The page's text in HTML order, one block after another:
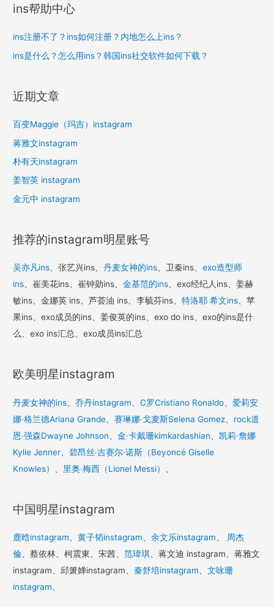
ins帮助中心
ins注册不了？ins如何注册？内地怎么上ins？
ins是什么？怎么用ins？韩国ins社交软件如何下载？
近期文章
百变Maggie（玛吉）instagram
蒋雅文instagram
朴有天instagram
姜智英 instagram
金元中 instagram
推荐的instagram明星账号
吴亦凡ins 、张艺兴ins、丹麦女神的ins 、卫秦ins、exo造型师
ins 、崔美花ins、崔钟勋ins、金基范的ins 、exo经纪人ins、姜赫
敏ins、金娜英 ins、芦荟油 ins、李毓芬ins、特洛耶 希文ins 、苹
果ins、exo成员的ins、姜俊英的ins、exo do ins、exo的ins是什
么、exo ins汇总、exo成员ins汇总
欧美明星instagram
丹麦女神的ins 、乔丹instagram 、C罗Cristiano Ronaldo 、爱莉安
娜·格兰德Ariana Grande 、赛琳娜·戈麦斯Selena Gomez
rock道
恩·强森Dwayne Johnson 、金·卡戴珊kimkardashian 、凯莉·詹娜
Kylie Jenner 、碧昂丝·吉赛尔·诺斯（Beyoncé Giselle
Knowles）
里奥·梅西（Lionel Messi）
中国明星instagram
鹿晗instagram 、黄子韬instagram 、余文乐instagram
周杰
倫 、蔡依林、柯震東、宋茜、范瑋琪 、蒋文迪 instagram、蒋雅文
instagram、邱箫婵instagram、秦舒培instagram 、文咏珊
instagram